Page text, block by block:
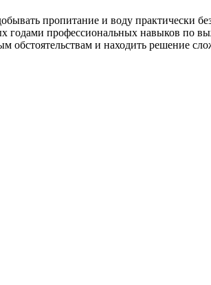
пропитание и воду практически
годами профессиональных навыков по
обстоятельствам и находить решение